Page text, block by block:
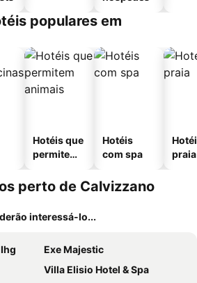
populares em
Hotéis que
permitem
Hotéis
com spa
praia
perto de Calvizzano
interessá-lo...
Exe Majestic
Villa Elisio Hotel & Spa